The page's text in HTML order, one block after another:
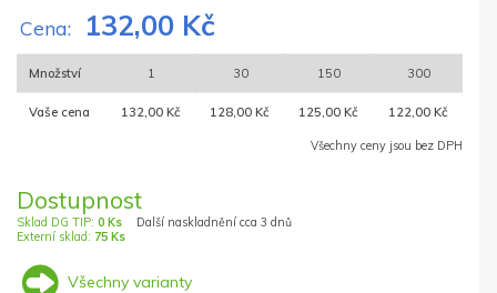
Cena: 132,00 Kč
Množství 1 30 150 300
Vaše cena 132,00 Kč 128,00 Kč 125,00 Kč 122,00 Kč
Všechny ceny jsou bez DPH
Dostupnost
Sklad DG TIP: 0 Ks
Externí sklad: 75 Ks
Další naskladnění cca 3 dnů
Všechny varianty